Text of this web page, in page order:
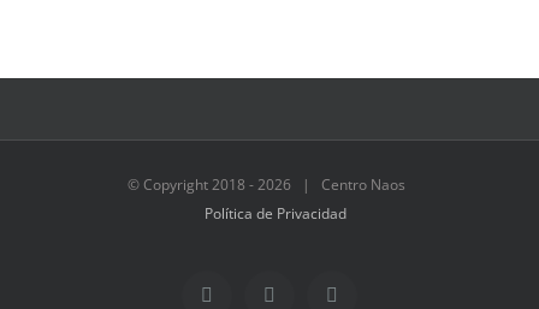
© Copyright 2018 -2026 | Centro Naos
Política de Privacidad
Facebook Twitter